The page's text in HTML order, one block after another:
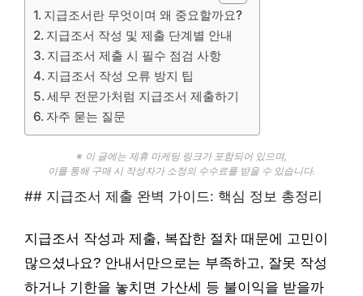
지급조서란 무엇이며 왜 중요할까요?
지급조서 작성 및 제출 단계별 안내
지급조서 제출 시 필수 점검 사항
지급조서 작성 오류 방지 팁
세무 전문가처럼 지급조서 제출하기
자주 묻는 질문
※ 이 글에는 제휴 마케팅 링크가 포함되어 있으며,
이를 통해 구매 시 작성자가 소정의 수수료를 받을 수 있습니다.
## 지급조서 제출 완벽 가이드: 핵심 정보 총정리
지급조서 작성과 제출, 복잡한 절차 때문에 고민이
많으셨나요? 안내서만으로는 부족하고, 잘못 작성
하거나 기한을 놓치면 가산세 등 불이익을 받을까